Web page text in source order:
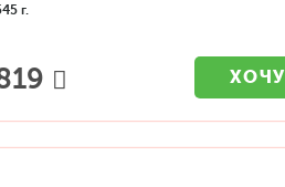
г.
ХОЧУ